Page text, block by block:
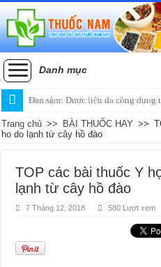
Danh mục
Đan sâm: Dược liệu đa công dụng
Trang chủ >> BÀI THUỐC HAY >>
ho do lạnh từ cây hồ đào
TOP các bài thuốc Y
lạnh từ cây hồ đào
7 Tháng 12, 2018 580 Lượt xem